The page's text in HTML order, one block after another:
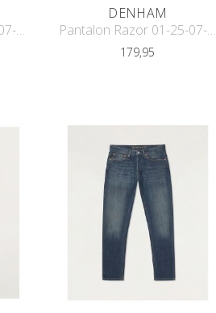
Pantalon Razor 01-25-07-11-007
DENHAM
Pantalon Razor 01-25-07-11-013
179,95